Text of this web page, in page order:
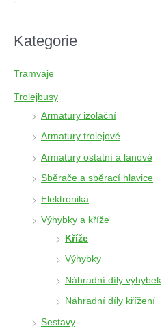
d
s
a
r
h
Kategorie
Tramvaje
Trolejbusy
Armatury izolační
Armatury trolejové
Armatury ostatní a lanové
Sběrače a sběrací hlavice
Elektronika
Výhybky a kříže
Kříže
Výhybky
Náhradní díly výhybek
Náhradní díly křížení
Sestavy